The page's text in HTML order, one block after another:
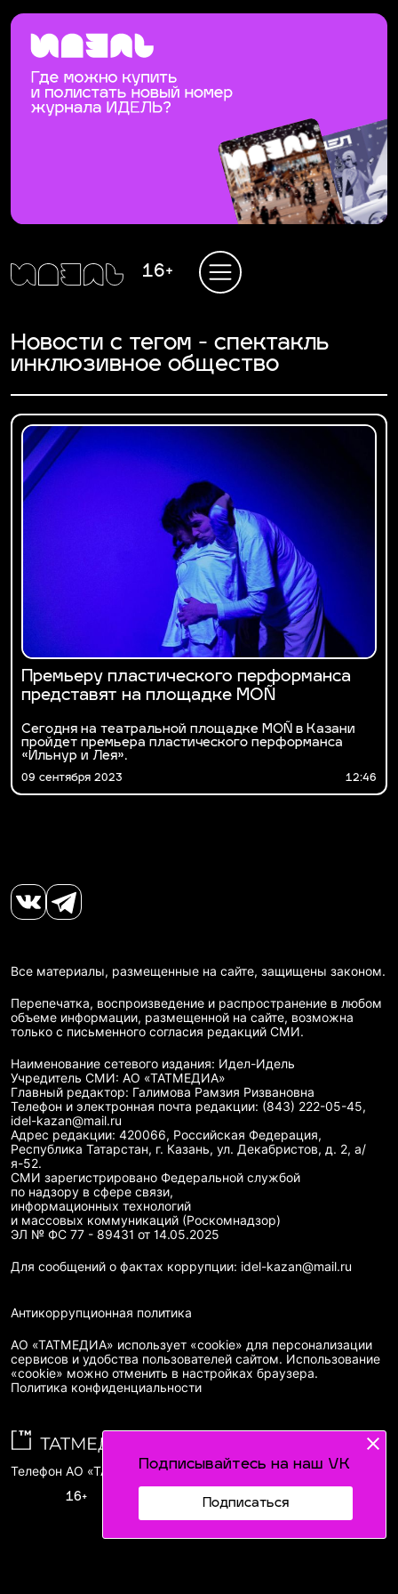
16+
Новости с тегом - спектакль
инклюзивное общество
Премьеру пластического перформанса
представят на площадке MOÑ
Сегодня на театральной площадке MOÑ в Казани
пройдет премьера пластического перформанса
«Ильнур и Лея».
09 сентября 2023 12:46
Подписывайтесь на наш VK
Подписаться
Все материалы, размещенные на сайте, защищены законом.
Перепечатка, воспроизведение и распространение в любом
объеме информации, размещенной на сайте, возможна
только с письменного согласия редакций СМИ.
Наименование сетевого издания: Идел-Идель
Учредитель СМИ: АО «ТАТМЕДИА»
Главный редактор: Галимова Рамзия Ризвановна
Телефон и электронная почта редакции: (843) 222-05-45,
idel-kazan@mail.ru
Адрес редакции: 420066, Российская Федерация,
Республика Татарстан, г. Казань, ул. Декабристов, д. 2, а/
я-52.
СМИ зарегистрировано Федеральной службой
по надзору в сфере связи,
информационных технологий
и массовых коммуникаций (Роскомнадзор)
ЭЛ № ФС 77 - 89431 от 14.05.2025
Для сообщений о фактах коррупции: idel-kazan@mail.ru
Антикоррупционная политика
АО «ТАТМЕДИА» использует «cookie» для персонализации
сервисов и удобства пользователей сайтом. Использование
«cookie» можно отменить в настройках браузера.
Политика конфиденциальности
Телефон АО «ТАТМЕДИА»:(843) 222 09 84
16+